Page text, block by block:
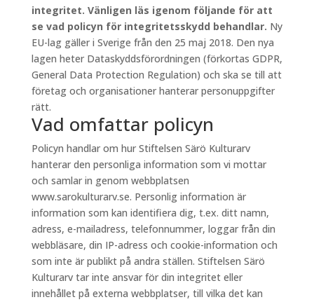
integritet. Vänligen läs igenom följande för att
se vad policyn för integritetsskydd behandlar. Ny
EU-lag gäller i Sverige från den 25 maj 2018. Den nya
lagen heter Dataskyddsförordningen (förkortas GDPR,
General Data Protection Regulation) och ska se till att
företag och organisationer hanterar personuppgifter
rätt.
Vad omfattar policyn
Policyn handlar om hur Stiftelsen Särö Kulturarv
hanterar den personliga information som vi mottar
och samlar in genom webbplatsen
www.sarokulturarv.se. Personlig information är
information som kan identifiera dig, t.ex. ditt namn,
adress, e-mailadress, telefonnummer, loggar från din
webbläsare, din IP-adress och cookie-information och
som inte är publikt på andra ställen. Stiftelsen Särö
Kulturarv tar inte ansvar för din integritet eller
innehållet på externa webbplatser, till vilka det kan